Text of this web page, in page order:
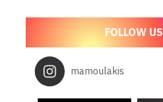
mamoulakis
FOLLOW US